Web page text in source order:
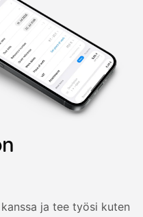
ja tee työsi kuten